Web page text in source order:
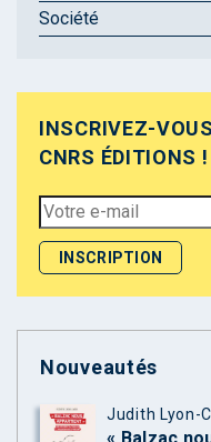
Société
INSCRIVEZ-
CNRS ÉDITIONS !
Nouveautés
Judith Lyon-